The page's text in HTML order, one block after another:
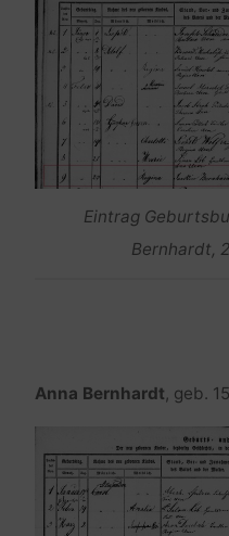
Eintrag
Bernhardt,
Anna Bernhardt, geb.